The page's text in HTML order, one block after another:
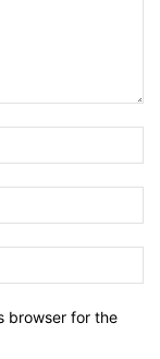
browser for the